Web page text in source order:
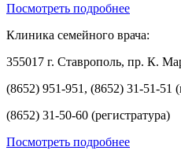
Посмотреть подробнее
Клиника семейного врача:
355017 г. Ставрополь, пр. К.
(8652) 951-951, (8652) 31-51-51
(8652) 31-50-60 (регистратура)
Посмотреть подробнее